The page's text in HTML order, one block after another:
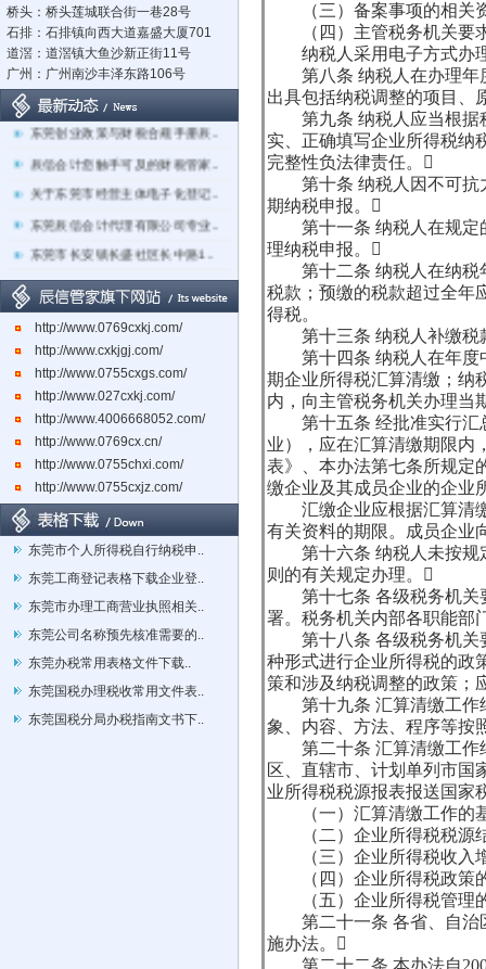
桥头：桥头莲城联合街一巷28号
石排：石排镇向西大道嘉盛大厦701
道滘：道滘镇大鱼沙新正街11号
广州：广州南沙丰泽东路106号
立足莞深，辐射湾区：东莞市辰..
东莞创业政策与财税合规手册辰..
辰信会计您触手可及的财税管家..
关于东莞市经营主体电子化登记..
东莞辰信会计代理有限公司专业..
东莞市长安镇长盛社区长中路1..
http://www.0769cxkj.com/
http://www.cxkjgj.com/
http://www.0755cxgs.com/
http://www.027cxkj.com/
http://www.4006668052.com/
http://www.0769cx.cn/
http://www.0755chxi.com/
http://www.0755cxjz.com/
东莞市个人所得税自行纳税申..
东莞工商登记表格下载企业登..
东莞市办理工商营业执照相关..
东莞公司名称预先核准需要的..
东莞办税常用表格文件下载..
东莞国税办理税收常用文件表..
东莞国税分局办税指南文书下..
（三）备案事项的相关
（四）主管税务机关要
纳税人采用电子方式办理
第八条 纳税人在办理年
出具包括纳税调整的项目、
第九条 纳税人应当根据
实、正确填写企业所得税纳
完整性负法律责任。
第十条 纳税人因不可抗
期纳税申报。
第十一条 纳税人在规定
理纳税申报。
第十二条 纳税人在纳税
税款；预缴的税款超过全年
得税。
第十三条 纳税人补缴税
第十四条 纳税人在年度
期企业所得税汇算清缴；纳
内，向主管税务机关办理当
第十五条 经批准实行汇
业），应在汇算清缴期限内
表》、本办法第七条所规定
缴企业及其成员企业的企业
汇缴企业应根据汇算清缴
有关资料的期限。成员企业
第十六条 纳税人未按规
则的有关规定办理。
第十七条 各级税务机关
署。税务机关内部各职能部
第十八条 各级税务机关
种形式进行企业所得税的政
策和涉及纳税调整的政策；
第十九条 汇算清缴工作
象、内容、方法、程序等按
第二十条 汇算清缴工作
区、直辖市、计划单列市国
业所得税税源报表报送国家
（一）汇算清缴工作的
（二）企业所得税税源
（三）企业所得税收入
（四）企业所得税政策
（五）企业所得税管理
第二十一条 各省、自治
施办法。
第二十二条 本办法自